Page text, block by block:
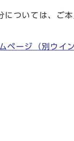
ついては、ご
ページ （別ウイ